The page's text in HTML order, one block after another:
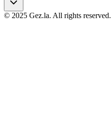
© 2025 Gez.la. All rights reserved.